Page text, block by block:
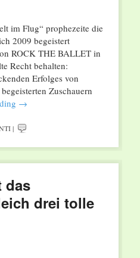
im Flug“ prophezeite die
2009 begeistert
ROCK THE BALLET in
Recht behalten:
Erfolges von
Zuschauern
→
|
das
drei tolle